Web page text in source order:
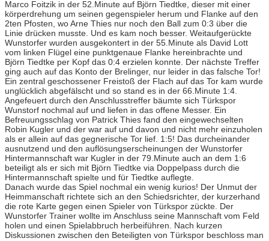
Marco Foitzik in der 52.Minute auf Björn Tiedtke, dieser mit einer
körperdrehung um seinen gegenspieler herum und Flanke auf den
2ten Pfosten, wo Arne Thies nur noch den Ball zum 0:3 über die
Linie drücken musste. Und es kam noch besser. Weitaufgerückte
Wunstorfer wurden ausgekontert in der 55.Minute als David Lott
vom linken Flügel eine punktgenaue Flanke hereinbrachte und
Björn Tiedtke per Kopf das 0:4 erzielen konnte. Der nächste Treffer
ging auch auf das Konto der Brelinger, nur leider in das falsche Tor!
Ein zentral geschossener Freistoß der Flach auf das Tor kam wurde
unglücklich abgefälscht und so stand es in der 66.Minute 1:4.
Angefeuert durch den Anschlusstreffer bäumte sich Türkspor
Wunstorf nochmal auf und liefen in das offene Messer. Ein
Befreuungsschlag von Patrick Thies fand den eingewechselten
Robin Kugler und der war auf und davon und nicht mehr einzuholen
als er allein auf das gegnerische Tor lief. 1:5! Das durcheinander
ausnutzend und den auflösungserscheinungen der Wunstorfer
Hintermannschaft war Kugler in der 79.Minute auch an dem 1:6
beteiligt als er sich mit Björn Tiedtke via Doppelpass durch die
Hintermannschaft spielte und für Tiedtke auflegte.
Danach wurde das Spiel nochmal ein wenig kurios! Der Unmut der
Heimmanschaft richtete sich an den Schiedsrichter, der kurzerhand
die rote Karte gegen einen Spieler von Türkspor zückte. Der
Wunstorfer Trainer wollte im Anschluss seine Mannschaft vom Feld
holen und einen Spielabbruch herbeiführen. Nach kurzen
Diskussionen zwischen den Beteiligten von Türkspor beschloss man